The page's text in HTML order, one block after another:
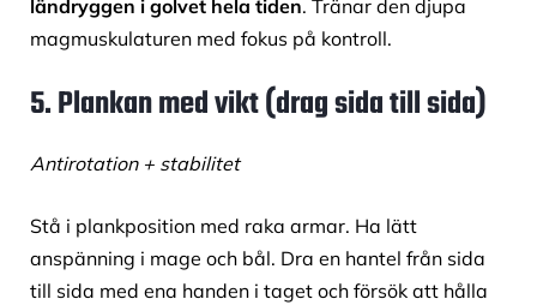
ländryggen i golvet hela tiden. Tränar den djupa
magmuskulaturen med fokus på kontroll.
5. Plankan med vikt (drag sida till sida)
Antirotation + stabilitet
Stå i plankposition med raka armar. Ha lätt
anspänning i mage och bål. Dra en hantel från sida
till sida med ena handen i taget och försök att hålla